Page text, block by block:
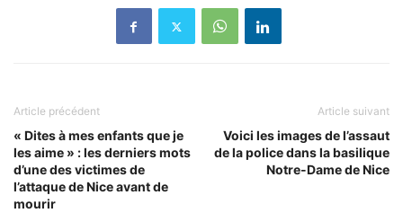
Article précédent
« Dites à mes enfants que je
les aime » : les derniers mots
d’une des victimes de
l’attaque de Nice avant de
mourir
Article suivant
Voici les images de l’assaut
de la police dans la basilique
Notre-Dame de Nice